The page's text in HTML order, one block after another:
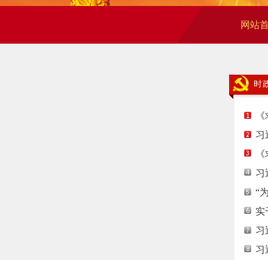
网站
时
习
习
“
习
习